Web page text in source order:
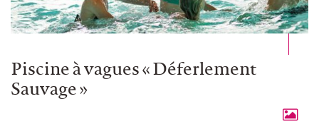
Piscine à vagues « Déferlement
Sauvage »